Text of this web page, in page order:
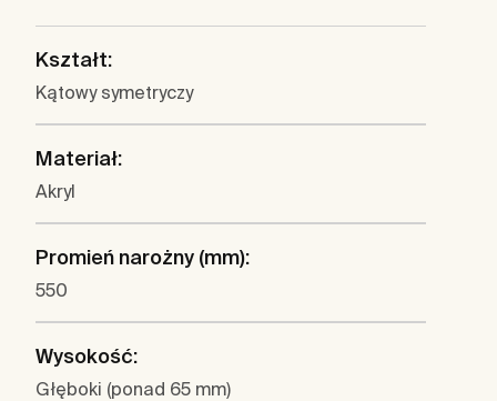
Kształt:
Kątowy symetryczy
Materiał:
Akryl
Promień narożny (mm):
550
Wysokość:
Głęboki (ponad 65 mm)